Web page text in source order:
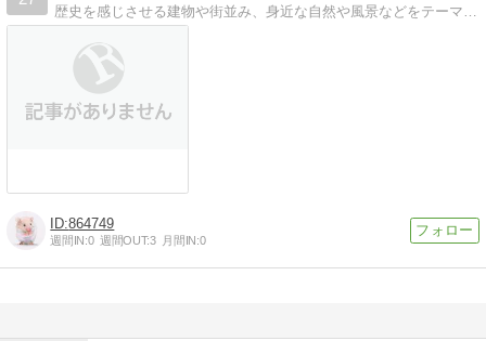
864749
週間IN:0 週間OUT:3 月間IN:0